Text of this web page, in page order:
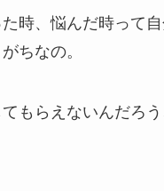
時、悩んだ時って
ちなの。
もらえないんだろ